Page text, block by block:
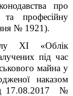
про
професійну
№ 1921).
XI «Облік
під час
майна у
наказом
17.08.2017 №